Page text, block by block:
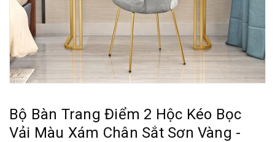
Bộ Bàn Trang Điểm 2 Hộc Kéo Bọc
Vải Màu Xám Chân Sắt Sơn Vàng -